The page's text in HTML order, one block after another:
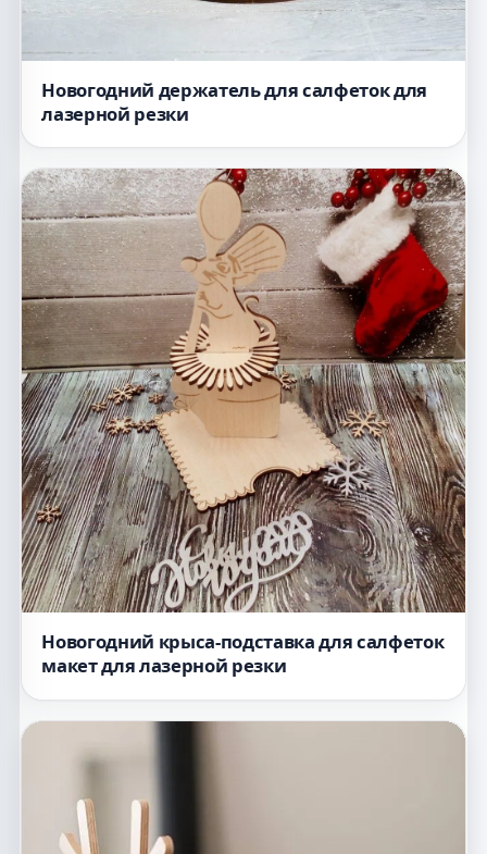
Новогодний держатель для салфеток для
лазерной резки
Новогодний крыса-подставка для салфеток
макет для лазерной резки